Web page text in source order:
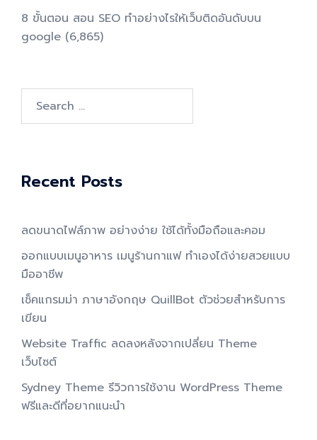
8 ขั้นตอน สอน SEO ทําอย่างไรให้เว็บติดอันดับบน
google (6,865)
for:
Recent Posts
ลดขนาดไฟล์ภาพ อย่างง่าย ใช้ได้ทั้งมือถือและคอม
ออกแบบเมนูอาหาร เมนูร้านกาแฟ ทำเองได้ง่ายสวยแบบ
มืออาชีพ
เช็คแกรมม่า ภาษาอังกฤษ QuillBot ตัวช่วยสำหรับการ
เขียน
Website Traffic ลดลงหลังจากเปลี่ยน Theme
เว็บไซต์
Sydney Theme รีวิวการใช้งาน WordPress Theme
ฟรีและดีที่อยากแนะนำ